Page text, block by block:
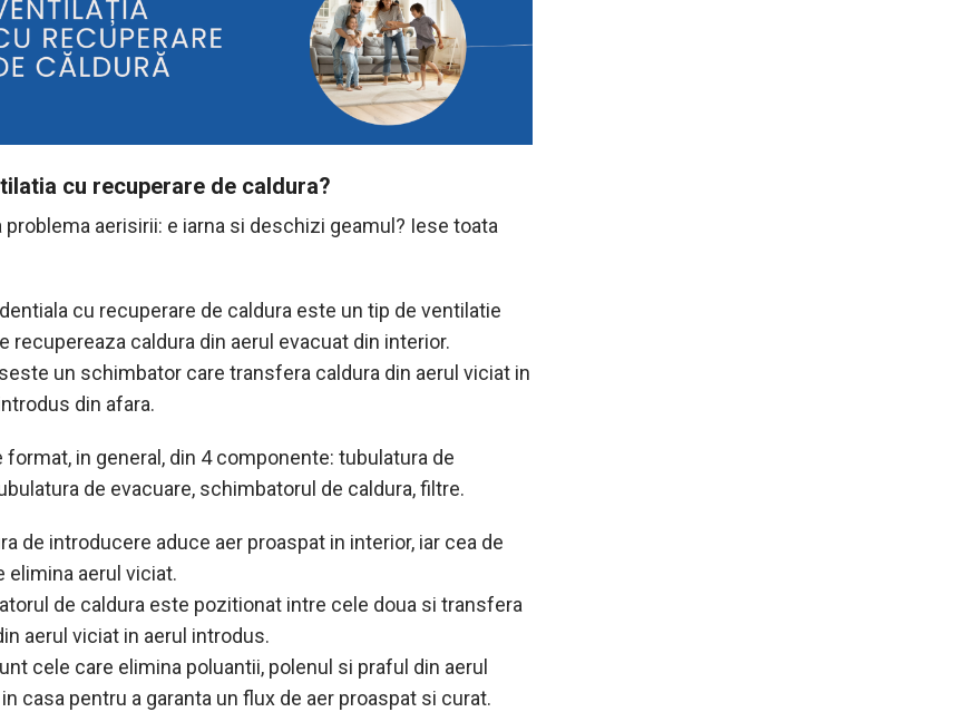
cu recuperare de caldura?
problema aerisirii: e iarna si deschizi geamul? Iese toata
cu recuperare de caldura este un tip de ventilatie
recupereaza caldura din aerul evacuat din interior.
un schimbator care transfera caldura din aerul viciat in
din afara.
in general, din 4 componente: tubulatura de
de evacuare, schimbatorul de caldura, filtre.
de introducere aduce aer proaspat in interior, iar cea de
elimina aerul viciat.
de caldura este pozitionat intre cele doua si transfera
aerul viciat in aerul introdus.
cele care elimina poluantii, polenul si praful din aerul
casa pentru a garanta un flux de aer proaspat si curat.